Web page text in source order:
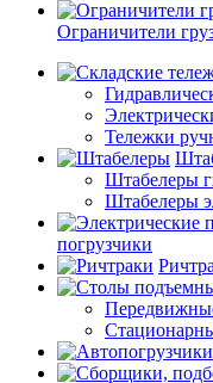
Ограничители
Тележки
Штабелеры
Штабелеры
погрузчики